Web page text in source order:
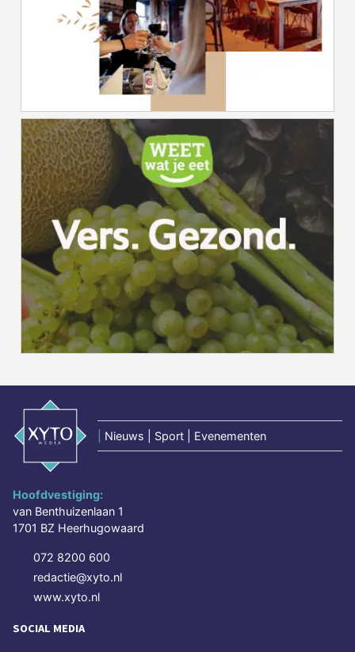
Nieuws | Sport | Evenementen
Hoofdvestiging:
van Benthuizenlaan 1
1701 BZ Heerhugowaard
072 8200 600
redactie@xyto.nl
www.xyto.nl
SOCIAL MEDIA